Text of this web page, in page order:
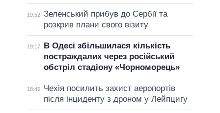
19:52 Зеленський прибув до Сербії та
розкрив плани свого візиту
19:17
В Одесі збільшилася кількість
постраждалих через російський
обстріл стадіону «Чорноморець»
18:45
Чехія посилить захист аеропортів
після інциденту з дроном у Лейпцигу